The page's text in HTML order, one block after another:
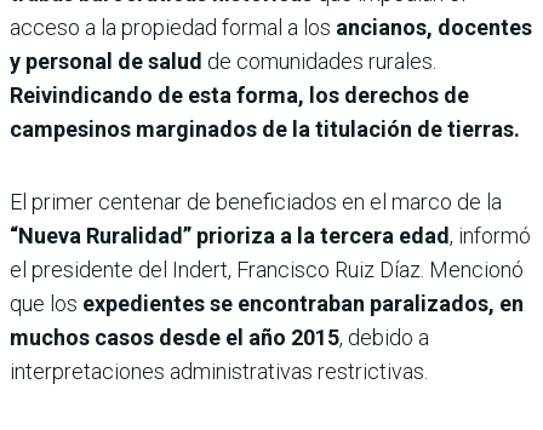
acceso a la propiedad formal a los ancianos, docentes
y personal de salud de comunidades rurales.
Reivindicando de esta forma, los derechos de
campesinos marginados de la titulación de tierras.
El primer centenar de beneficiados en el marco de la
“Nueva Ruralidad” prioriza a la tercera edad, informó
el presidente del Indert, Francisco Ruiz Díaz. Mencionó
que los expedientes se encontraban paralizados, en
muchos casos desde el año 2015, debido a
interpretaciones administrativas restrictivas.